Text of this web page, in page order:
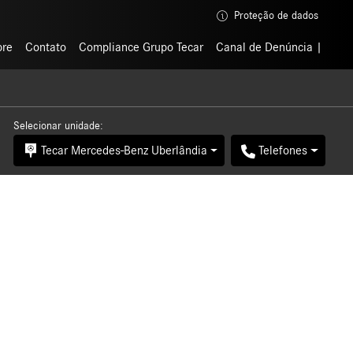
Proteção de dados
Contato Compliance Grupo Tecar Canal de Denúncia
Selecionar unidade:
Tecar Mercedes-Benz Uberlândia Telefones
Proteção de dados
Contato Compliance Grupo Tecar Canal de Denúncia